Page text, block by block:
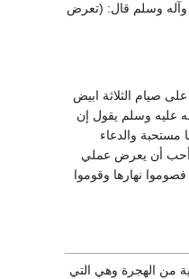
وآله وسلم قال: (تعرض
صيام الثلاثة ابيض
الله عليه وسلم يقول إن
مستحبة والدعاء
"أحب أن يعرض عملي
نهارها وقوموا
صلاة الظهر وذلك في السنة الثانية من الهجرة وهي التي